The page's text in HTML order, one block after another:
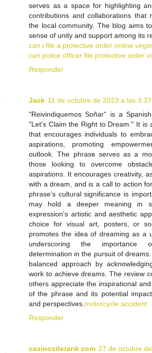
serves as a space for highlighting
contributions and collaborations that
the local community. The blog aims
sense of unity and support among its
can i file a protective order online
can police officer file protective order
Responder
Jack 11 de octubre de 2023 a las 3:37
"Reivindiquemos Soñar" is a
"Let's Claim the Right to Dream." It is
that encourages individuals to
aspirations, promoting
outlook. The phrase serves as a
those looking to overcome
aspirations. It encourages creativity,
with a dream, and is a call to action
phrase's cultural significance is
may hold a deeper meaning in
expression's artistic and aesthetic
choice for visual art, posters, or
promotes the idea of dreaming as a
underscoring the importance
determination in the pursuit of
balanced approach by
work to achieve dreams. The review
others appreciate the inspirational
of the phrase and its potential
and perspectives. motorcycle accident
Responder
casinositerank com 27 de octubre